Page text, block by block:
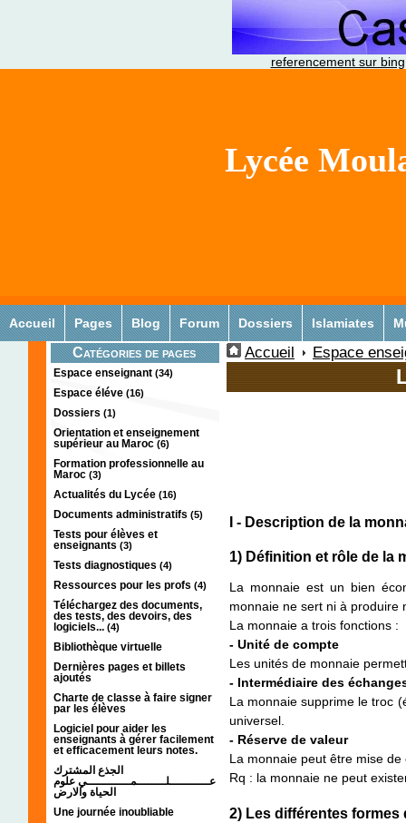
referencement sur bing
Lycée
Accueil Pages Blog Forum Dossiers Islamiates
Catégories de pages
Espace enseignant (34)
Espace éléve (16)
Dossiers (1)
Orientation et enseignement
supérieur au Maroc (6)
Formation professionnelle au
Maroc (3)
Actualités du Lycée (16)
Documents administratifs (5)
Tests pour élèves et
enseignants (3)
Tests diagnostiques (4)
Ressources pour les profs (4)
Téléchargez des documents,
des tests, des devoirs, des
logiciels... (4)
Bibliothèque virtuelle
Dernières pages et billets
ajoutés
Charte de classe à faire signer
par les élèves
Logiciel pour aider les
enseignants à gérer facilement
et efficacement leurs notes.
الجذع المشترك
عـــــــــــلــــــــمــــــــــــي علوم
الحياة والارض
Une journée inoubliable
Accueil Espace
I - Description de la
1) Définition et rôle de la
La monnaie est un bien
monnaie ne sert ni à produire
La monnaie a trois fonctions :
- Unité de compte
Les unités de monnaie
- Intermédiaire des
La monnaie supprime le troc
universel.
- Réserve de valeur
La monnaie peut être mise
Rq : la monnaie ne peut
2) Les différentes formes